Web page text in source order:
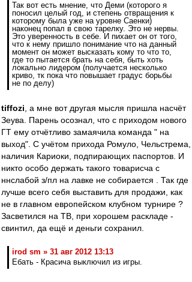
Так вот есть мнение, что Деми (которого я
поносил целый год, и степень отвращения к
которому была уже на уровне Саенки)
наконец попал в свою тарелку. Это не нервы.
Это уверенность в себе. И пихает он от того,
что к нему пришло понимание что на данный
момент он может высказать кому то что то,
где то пытается брать на себя, быть хоть
локально лидером (получается несколько
криво, тк пока что повышает градус борьбы
не по делу)
tiffozi , а мне вот другая мысля пришла насчёт
Зеува. Парень осознал, что с приходом нового
ГТ ему отчётливо замаячила команда " на
выход". С учётом прихода Ромуло, Чельстрема,
наличия Кариоки, подпирающих паспортов. И
никто особо держать такого товарисча с
ннслабой з/пл на лавке не собирается . Так где
лучше всего себя выставить для продажи, как
не в главном европейском клубном турнире ?
Засветился на ТВ, при хорошем раскладе -
свинтил, да ещё и деньги сохранил.
irod sm » 31 авг 2012 13:13
Ебать - Красича выключил из игры.